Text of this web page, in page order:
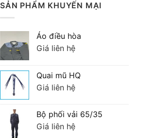
SẢN PHẨM KHUYẾN MẠI
Áo điều hòa
Giá liên hệ
Quai mũ HQ
Giá liên hệ
Bộ phối vải 65/35
Giá liên hệ